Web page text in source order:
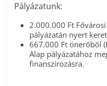
Pályázatunk:
2.000.000 Ft
pályázatán nyert
667.000 Ft önerőből
Alap pályázatához
finanszírozásra.